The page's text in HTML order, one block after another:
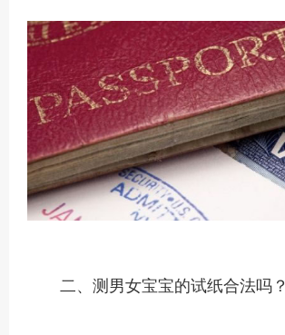
二、测男女宝宝的试纸合法吗？